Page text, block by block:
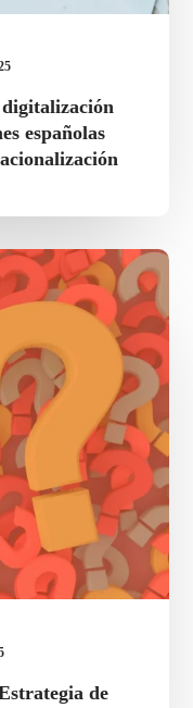
digitalización
españolas
de